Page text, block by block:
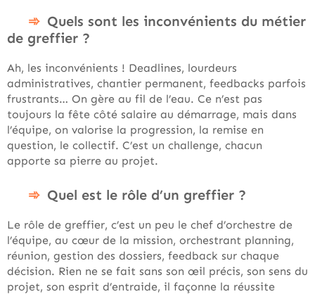
Quels sont les inconvénients du métier
de greffier ?
Ah, les inconvénients ! Deadlines, lourdeurs
administratives, chantier permanent, feedbacks parfois
frustrants… On gère au fil de l’eau. Ce n’est pas
toujours la fête côté salaire au démarrage, mais dans
l’équipe, on valorise la progression, la remise en
question, le collectif. C’est un challenge, chacun
apporte sa pierre au projet.
Quel est le rôle d’un greffier ?
Le rôle de greffier, c’est un peu le chef d’orchestre de
l’équipe, au cœur de la mission, orchestrant planning,
réunion, gestion des dossiers, feedback sur chaque
décision. Rien ne se fait sans son œil précis, son sens du
projet, son esprit d’entraide, il façonne la réussite